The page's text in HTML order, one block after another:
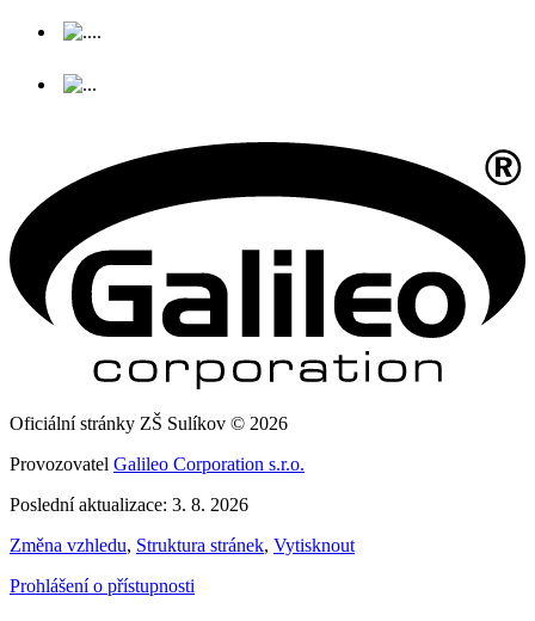
Oficiální stránky ZŠ Sulíkov © 2026
Provozovatel Galileo Corporation s.r.o.
Poslední aktualizace: 3. 8. 2026
Změna vzhledu, Struktura stránek, Vytisknout
Prohlášení o přístupnosti